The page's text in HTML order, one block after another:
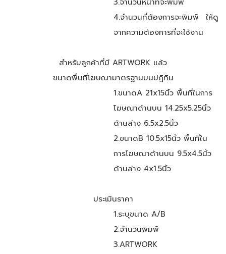
4.จำนวนที่ต้องการจะพิมพ์ ให้ดู
จากความต้องการที่จะใช้งาน
สำหรับลูกค้าที่มี ARTWORK แล้ว
ขนาดพื่นที่โฆษณามาตรฐานบนปฎิทิน
1.ขนาดA 21x15นิ้ว พื้นที่ในการ
โฆษณาด้านบน 14.25x5.25นิ้ว
ด้านล่าง 6.5x2.5นิ้ว
2.ขนาดB 10.5x15นิ้ว พื้นที่ใน
การโฆษณาด้านบน 9.5x4.5นิ้ว
ด้านล่าง 4x1.5นิ้ว
ประเมินราคา
1.ระบุขนาด A/B
2.จำนวนพิมพ์
3.ARTWORK